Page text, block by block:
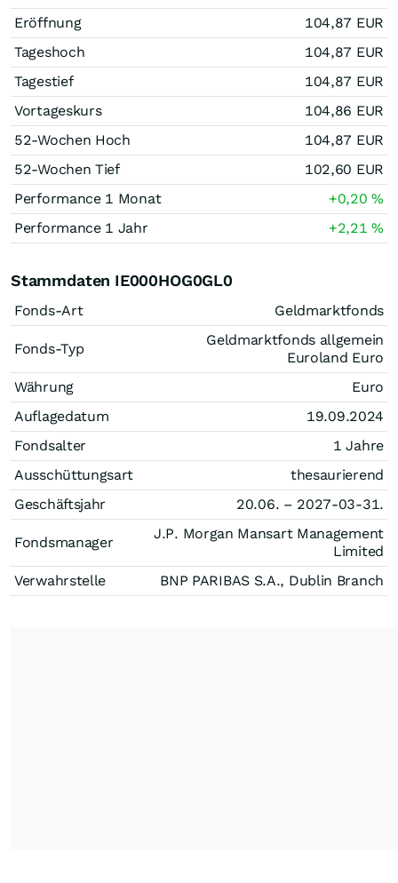
Eröffnung
104,87 EUR
Tageshoch
104,87 EUR
Tagestief
104,87 EUR
Vortageskurs
104,86 EUR
52-Wochen Hoch
104,87 EUR
52-Wochen Tief
102,60 EUR
Performance 1 Monat
+0,20%
Performance 1 Jahr
+2,21%
Stammdaten IE000HOG0GL0
Fonds-Art Geldmarktfonds
Fonds-Typ
Geldmarktfonds allgemein
Euroland Euro
Währung
Euro
Auflagedatum
19.09.2024
Fondsalter
1 Jahre
Ausschüttungsart
thesaurierend
Geschäftsjahr
20.06. – 2027-03-31.
Fondsmanager
J.P. Morgan Mansart Management
Limited
Verwahrstelle
BNP PARIBAS S.A., Dublin Branch